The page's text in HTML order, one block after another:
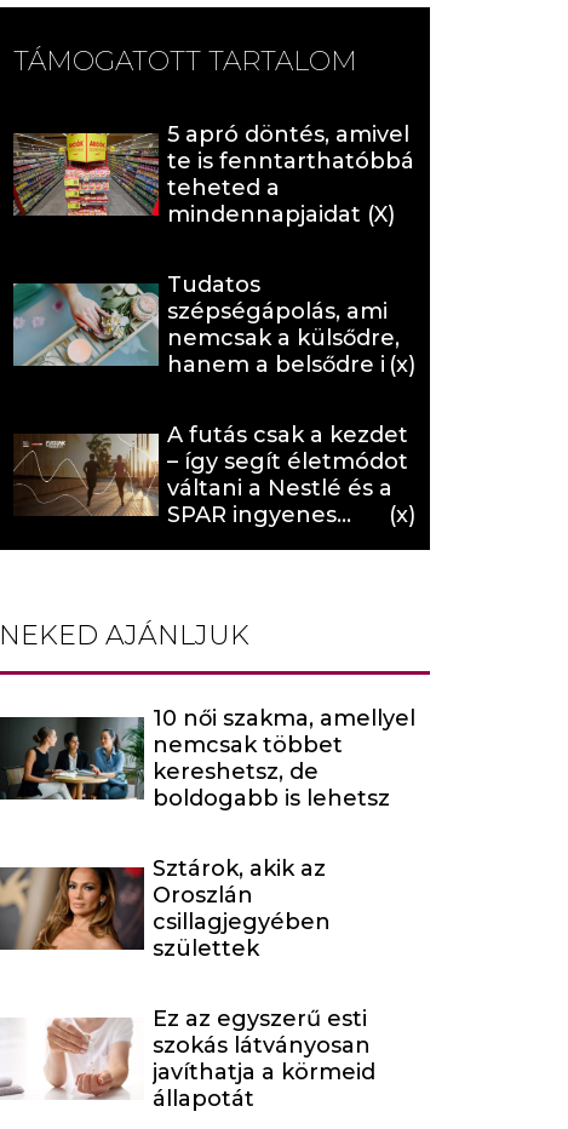
TÁMOGATOTT TARTALOM
5 apró döntés, amivel
te is fenntarthatóbbá
teheted a
mindennapjaidat (X)
Tudatos
szépségápolás, ami
nemcsak a külsődre,
hanem a belsődre is
A futás csak a kezdet
– így segít életmódot
váltani a Nestlé és a
SPAR ingyenes
NEKED AJÁNLJUK
10 női szakma, amellyel
nemcsak többet
kereshetsz, de
boldogabb is lehetsz
Sztárok, akik az
Oroszlán
csillagjegyében
születtek
Ez az egyszerű esti
szokás látványosan
javíthatja a körmeid
állapotát